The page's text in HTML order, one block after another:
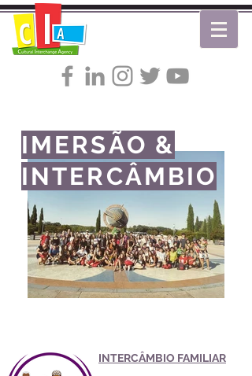
IMERSÃO &
INTERCÂMBIO
INTERCÂMBIO FAMILIAR